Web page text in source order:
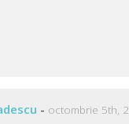
- octombrie 5th,